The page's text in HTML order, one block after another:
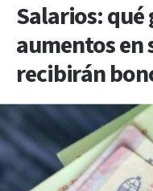
Salarios:
aumentos en
recibirán